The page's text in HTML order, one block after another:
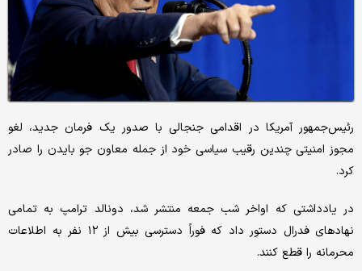
رئیس‌جمهور آمریکا در اقدامی جنجالی با صدور یک فرمان جدید، لغو
مجوز امنیتی چندین رقیب سیاسی خود از جمله معاون جو بایدن را صادر
کرد.
در یادداشتی که اواخر شب جمعه منتشر شد، دونالد ترامپ به تمامی
نهاد‌های فدرال دستور داد که فوراً دسترسی بیش از ۱۲ نفر به اطلاعات
محرمانه را قطع کنند.